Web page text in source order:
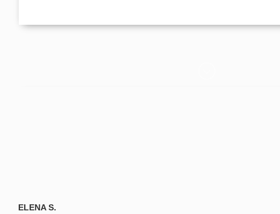
ELENA S.